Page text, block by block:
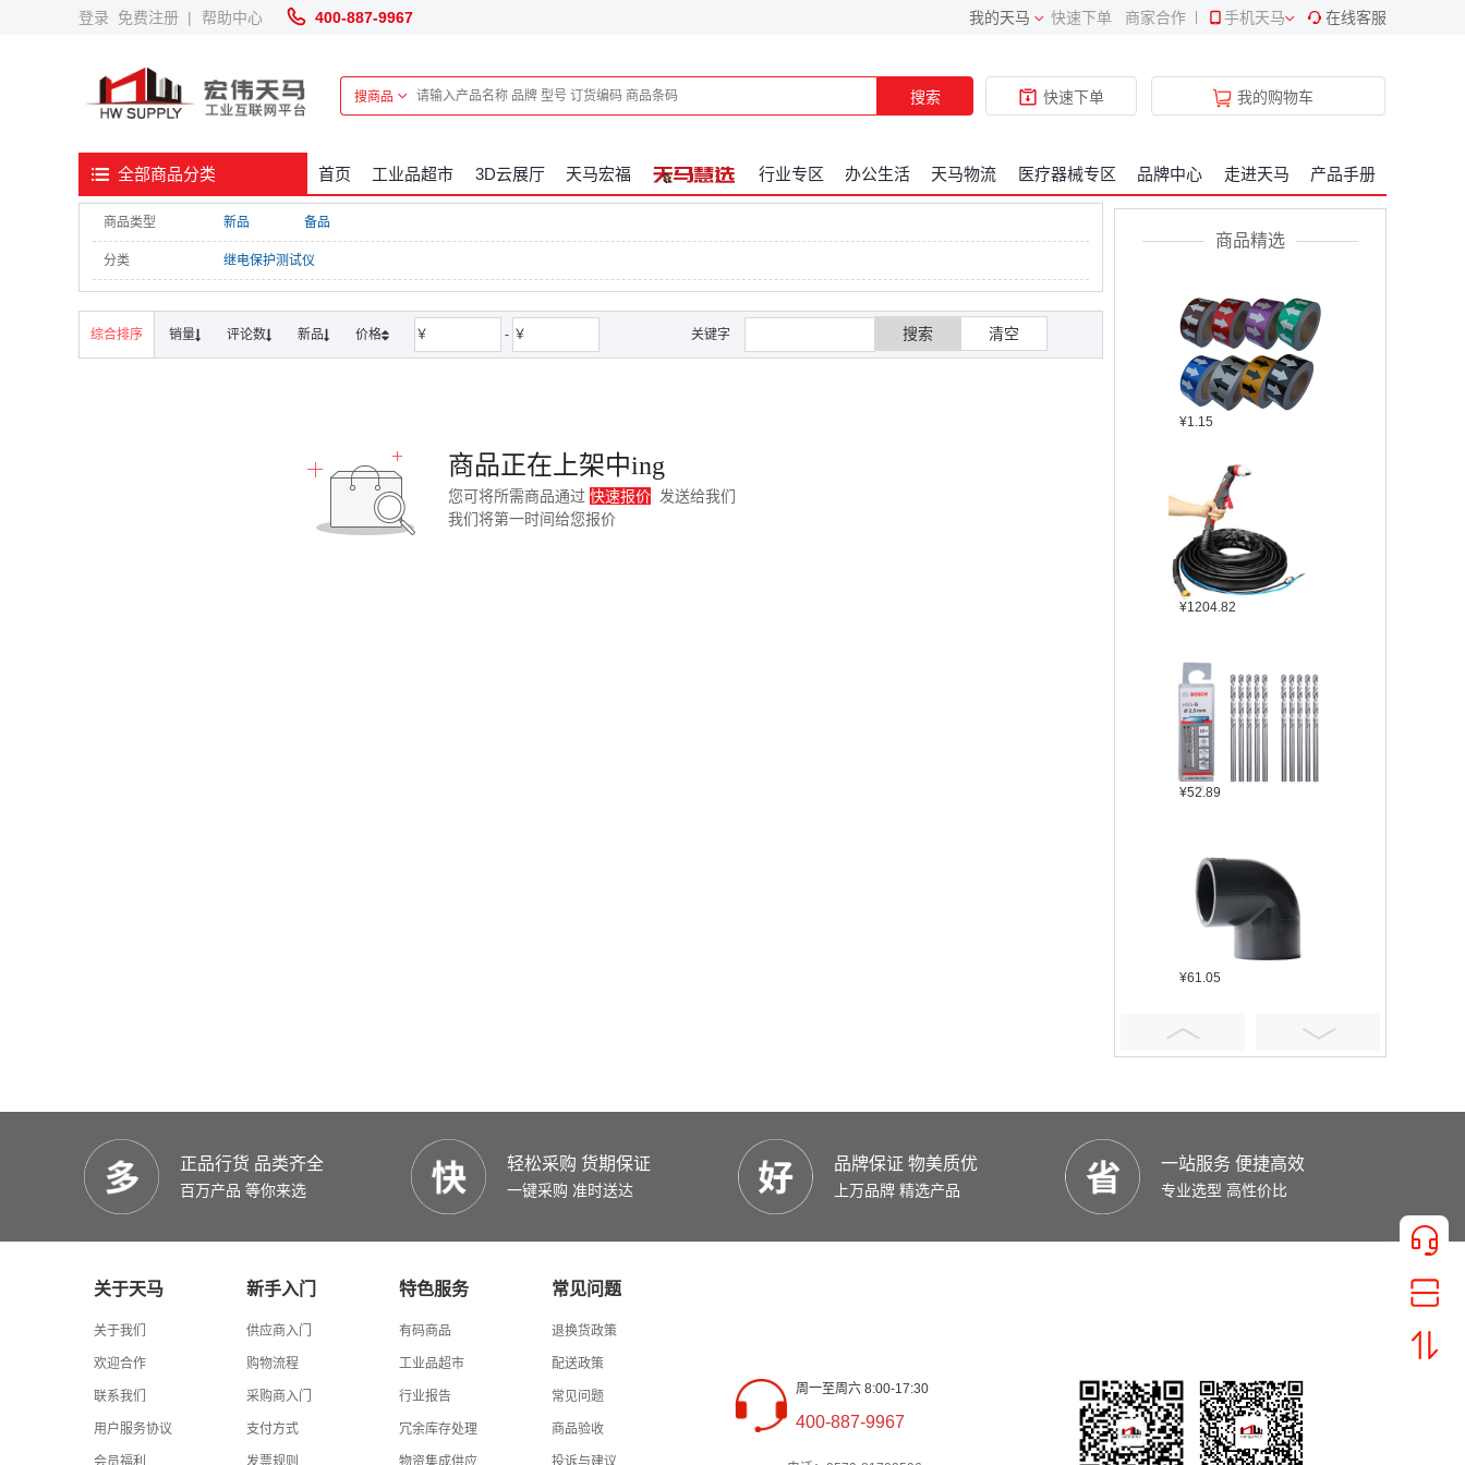
登录 免费注册 | 帮助中心 400-887-9967 在线客服
手机天马
商家合作
快速下单
我的天马
搜商品 搜索 快速下单 我的购物车
全部商品分类 首页 工业品超市 3D云展厅 天马宏福 行业专区 办公生活 天马物流 医疗器械专区 品牌中心 走进天马 产品手册
商品类型 新品 备品
分类 继电保护测试仪
综合排序 销量 评论数 新品 价格 ￥ - ￥ 关键字 搜索 清空
商品正在上架中ing
您可将所需商品通过 快速报价 发送给我们
我们将第一时间给您报价
商品精选
¥2304.22
¥1.15
¥1204.82
¥52.89
¥61.05
¥401.16
正品行货 品类齐全
百万产品 等你来选
轻松采购 货期保证
一键采购 准时送达
品牌保证 物美质优
上万品牌 精选产品
一站服务 便捷高效
专业选型 高性价比
关于天马
关于我们
欢迎合作
联系我们
用户服务协议
会员福利
新手入门
供应商入门
购物流程
采购商入门
支付方式
发票规则
特色服务
有码商品
工业品超市
行业报告
冗余库存处理
物资集成供应
常见问题
退换货政策
配送政策
常见问题
商品验收
投诉与建议
周一至周六 8:00-17:30
400-887-9967